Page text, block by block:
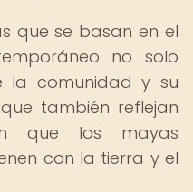
que se basan en el
no solo
la comunidad y su
también reflejan
que los mayas
con la tierra y el